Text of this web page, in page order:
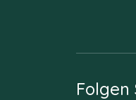
Folgen